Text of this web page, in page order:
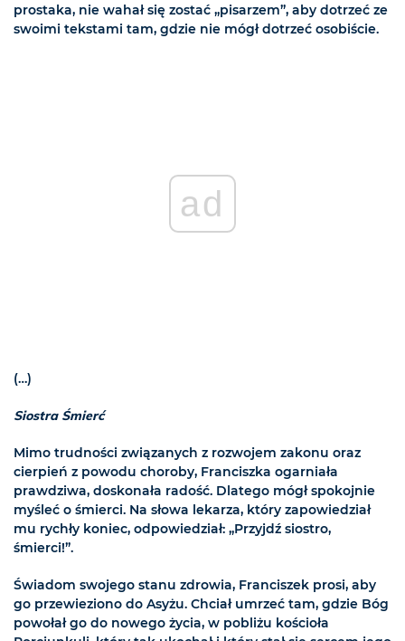
prostaka, nie wahał się zostać „pisarzem”, aby dotrzeć ze
swoimi tekstami tam, gdzie nie mógł dotrzeć osobiście.
ad
(…)
Siostra Śmierć
Mimo trudności związanych z rozwojem zakonu oraz
cierpień z powodu choroby, Franciszka ogarniała
prawdziwa, doskonała radość. Dlatego mógł spokojnie
myśleć o śmierci. Na słowa lekarza, który zapowiedział
mu rychły koniec, odpowiedział: „Przyjdź siostro,
śmierci!”.
Świadom swojego stanu zdrowia, Franciszek prosi, aby
go przewieziono do Asyżu. Chciał umrzeć tam, gdzie Bóg
powołał go do nowego życia, w pobliżu kościoła